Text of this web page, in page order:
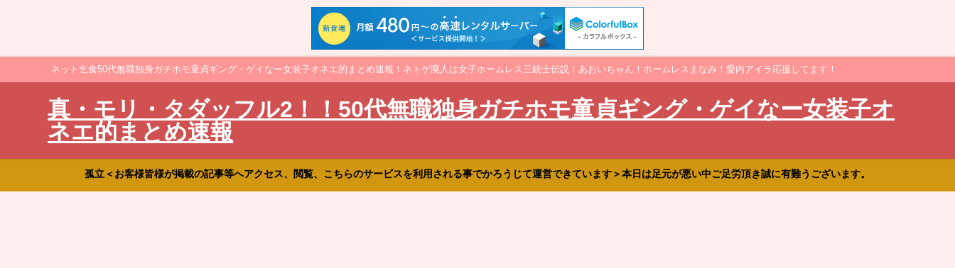
ネット乞食50代無職独身ガチホモ童貞ギング・ゲイなー女装子オネエ的まとめ速報！ネトゲ廃人は女子ホームレス三銃士伝説！あおいちゃん！ホームレスまなみ！愛内アイラ応援してます！
真・モリ・タダッフル2！！50代無職独身ガチホモ童貞ギング・ゲイなー女装子オ
ネエ的まとめ速報
孤立＜お客様皆様が掲載の記事等へアクセス、閲覧、こちらのサービスを利用される事でかろうじて運営できています＞本日は足元が悪い中ご足労頂き誠に有難うございます。